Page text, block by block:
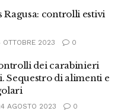
Ragusa: controlli estivi
2023 0
dei carabinieri
Sequestro di alimenti e
AGOSTO 2023 0